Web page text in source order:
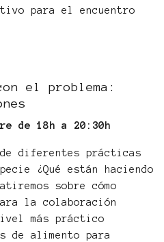
para el encuentro
el problema:
de 18h a 20:30h
de diferentes prácticas
¿Qué están haciendo
sobre cómo
la colaboración
más práctico
de alimento para